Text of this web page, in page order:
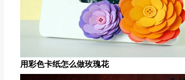
用彩色卡纸怎么做玫瑰花